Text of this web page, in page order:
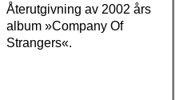
Återutgivning av 2002 års
album »Company Of
Strangers«.